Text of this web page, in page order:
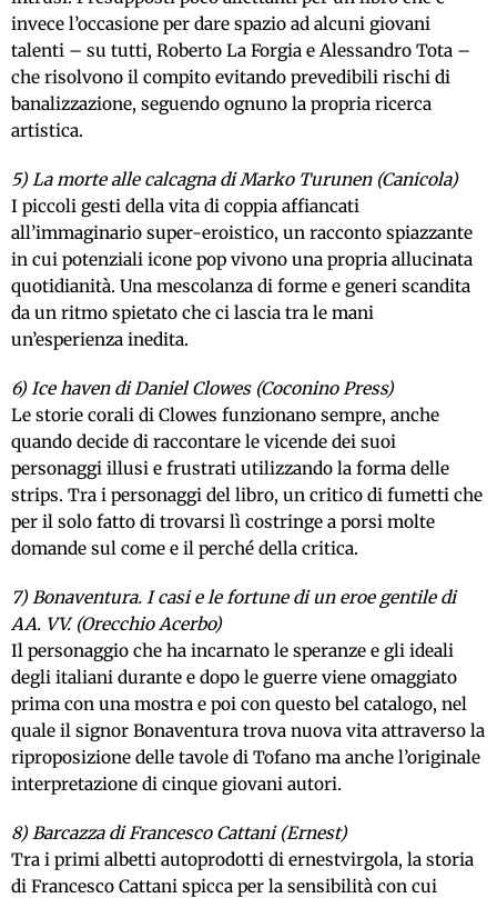
invece l’occasione per dare spazio ad alcuni giovani
talenti – su tutti, Roberto La Forgia e Alessandro Tota –
che risolvono il compito evitando prevedibili rischi di
banalizzazione, seguendo ognuno la propria ricerca
artistica.
5) La morte alle calcagna di Marko Turunen (Canicola)
I piccoli gesti della vita di coppia affiancati
all’immaginario super-eroistico, un racconto spiazzante
in cui potenziali icone pop vivono una propria allucinata
quotidianità. Una mescolanza di forme e generi scandita
da un ritmo spietato che ci lascia tra le mani
un’esperienza inedita.
6) Ice haven di Daniel Clowes (Coconino Press)
Le storie corali di Clowes funzionano sempre, anche
quando decide di raccontare le vicende dei suoi
personaggi illusi e frustrati utilizzando la forma delle
strips. Tra i personaggi del libro, un critico di fumetti che
per il solo fatto di trovarsi lì costringe a porsi molte
domande sul come e il perché della critica.
7) Bonaventura. I casi e le fortune di un eroe gentile di
AA. VV. (Orecchio Acerbo)
Il personaggio che ha incarnato le speranze e gli ideali
degli italiani durante e dopo le guerre viene omaggiato
prima con una mostra e poi con questo bel catalogo, nel
quale il signor Bonaventura trova nuova vita attraverso la
riproposizione delle tavole di Tofano ma anche l’originale
interpretazione di cinque giovani autori.
8) Barcazza di Francesco Cattani (Ernest)
Tra i primi albetti autoprodotti di ernestvirgola, la storia
di Francesco Cattani spicca per la sensibilità con cui